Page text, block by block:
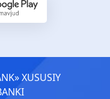
ХUSUSIY